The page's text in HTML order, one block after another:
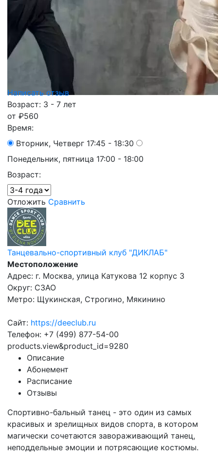
Написать отзыв
Возраст: 3 - 7 лет
от ₽560
Время:
Вторник, Четверг 17:45 - 18:30
Понедельник, пятница 17:00 - 18:00
Возраст:
Отложить Сравнить
Танцевально-спортивный клуб "ДИКЛАБ"
Местоположение
Адрес: г. Москва, улица Катукова 12 корпус 3
Округ: СЗАО
Метро: Щукинская, Строгино, Мякинино
Сайт: https://deeclub.ru
Телефон: +7 (499) 877-54-00
products.view&product_id=9280
Описание
Абонемент
Расписание
Отзывы
Спортивно-бальный танец - это один из самых
красивых и зрелищных видов спорта, в котором
магически сочетаются завораживающий танец,
неподдельные эмоции и потрясающие костюмы.